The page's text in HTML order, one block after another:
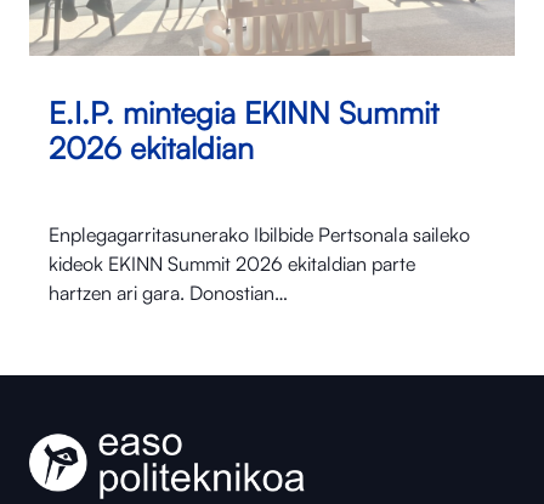
E.I.P. mintegia EKINN Summit
2026 ekitaldian
Enplegagarritasunerako Ibilbide Pertsonala saileko
kideok EKINN Summit 2026 ekitaldian parte
hartzen ari gara. Donostian…